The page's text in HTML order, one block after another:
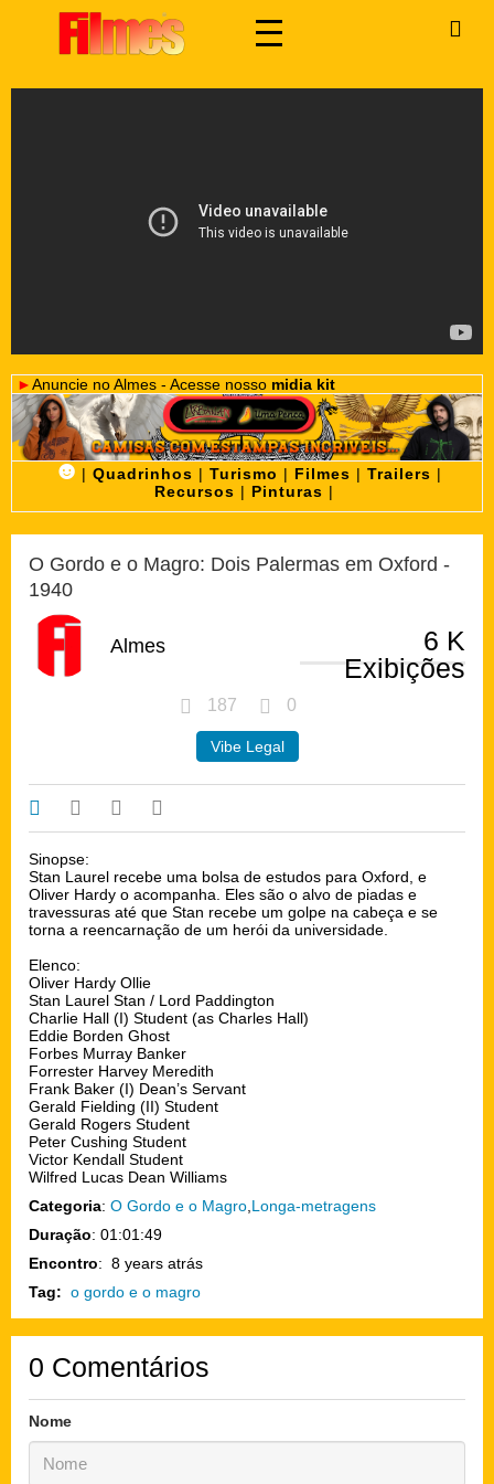
►Anuncie no Almes - Acesse nosso midia kit
☻| Quadrinhos | Turismo | Filmes | Trailers |
Recursos | Pinturas |
O Gordo e o Magro: Dois Palermas em Oxford -
1940
Almes
6 K
Exibições
187 0
Vibe Legal
Sinopse:
Stan Laurel recebe uma bolsa de estudos para Oxford, e
Oliver Hardy o acompanha. Eles são o alvo de piadas e
travessuras até que Stan recebe um golpe na cabeça e se
torna a reencarnação de um herói da universidade.
Elenco:
Oliver Hardy Ollie
Stan Laurel Stan / Lord Paddington
Charlie Hall (I) Student (as Charles Hall)
Eddie Borden Ghost
Forbes Murray Banker
Forrester Harvey Meredith
Frank Baker (I) Dean’s Servant
Gerald Fielding (II) Student
Gerald Rogers Student
Peter Cushing Student
Victor Kendall Student
Wilfred Lucas Dean Williams
Categoria: O Gordo e o Magro Longa-metragens
Duração: 01:01:49
Encontro: 8 years atrás
Tag: o gordo e o magro
0 Comentários
Nome